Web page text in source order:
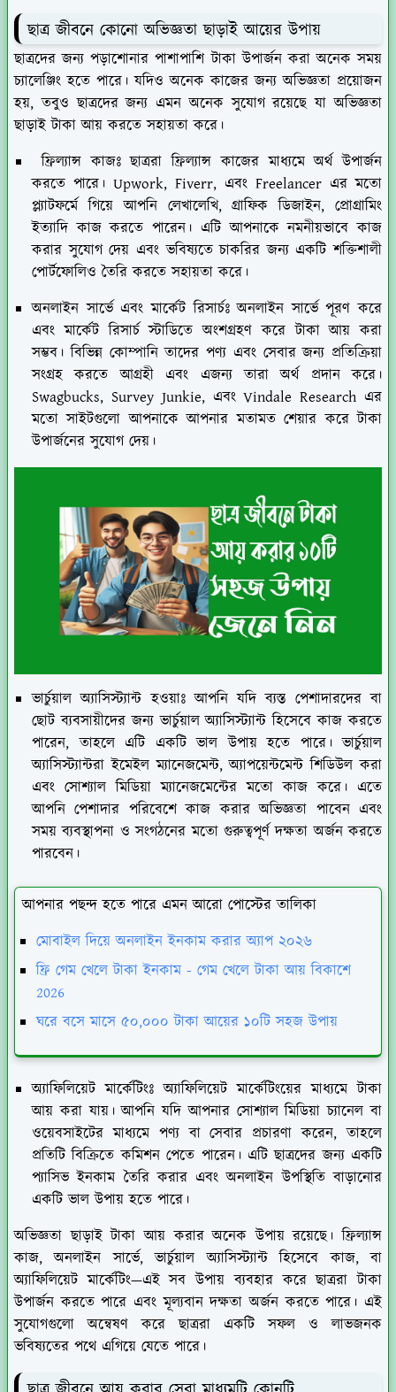
ছাত্র জীবনে কোনো অভিজ্ঞতা ছাড়াই আয়ের উপায়
ছাত্রদের জন্য পড়াশোনার পাশাপাশি টাকা উপার্জন করা অনেক সময়
চ্যালেঞ্জিং হতে পারে। যদিও অনেক কাজের জন্য অভিজ্ঞতা প্রয়োজন
হয়, তবুও ছাত্রদের জন্য এমন অনেক সুযোগ রয়েছে যা অভিজ্ঞতা
ছাড়াই টাকা আয় করতে সহায়তা করে।
ফ্রিল্যান্স কাজঃছাত্ররা ফ্রিল্যান্স কাজের মাধ্যমে অর্থ উপার্জন
করতে পারে। Upwork, Fiverr, এবং Freelancer এর মতো
প্ল্যাটফর্মে গিয়ে আপনি লেখালেখি, গ্রাফিক ডিজাইন, প্রোগ্রামিং
ইত্যাদি কাজ করতে পারেন। এটি আপনাকে নমনীয়ভাবে কাজ
করার সুযোগ দেয় এবং ভবিষ্যতে চাকরির জন্য একটি শক্তিশালী
পোর্টফোলিও তৈরি করতে সহায়তা করে।
অনলাইন সার্ভে এবং মার্কেট রিসার্চঃঅনলাইন সার্ভে পূরণ করে
এবং মার্কেট রিসার্চ স্টাডিতে অংশগ্রহণ করে টাকা আয় করা
সম্ভব। বিভিন্ন কোম্পানি তাদের পণ্য এবং সেবার জন্য প্রতিক্রিয়া
সংগ্রহ করতে আগ্রহী এবং এজন্য তারা অর্থ প্রদান করে।
Swagbucks, Survey Junkie, এবং Vindale Research এর
মতো সাইটগুলো আপনাকে আপনার মতামত শেয়ার করে টাকা
উপার্জনের সুযোগ দেয়।
ভার্চুয়াল অ্যাসিস্ট্যান্ট হওয়াঃআপনি যদি ব্যস্ত পেশাদারদের বা
ছোট ব্যবসায়ীদের জন্য ভার্চুয়াল অ্যাসিস্ট্যান্ট হিসেবে কাজ করতে
পারেন, তাহলে এটি একটি ভাল উপায় হতে পারে। ভার্চুয়াল
অ্যাসিস্ট্যান্টরা ইমেইল ম্যানেজমেন্ট, অ্যাপয়েন্টমেন্ট শিডিউল করা
এবং সোশ্যাল মিডিয়া ম্যানেজমেন্টের মতো কাজ করে। এতে
আপনি পেশাদার পরিবেশে কাজ করার অভিজ্ঞতা পাবেন এবং
সময় ব্যবস্থাপনা ও সংগঠনের মতো গুরুত্বপূর্ণ দক্ষতা অর্জন করতে
পারবেন।
আপনার পছন্দ হতে পারে এমন আরো পোস্টের তালিকা
মোবাইল দিয়ে অনলাইন ইনকাম করার অ্যাপ ২০২৬
ফ্রি গেম খেলে টাকা ইনকাম - গেম খেলে টাকা আয় বিকাশে
2026
ঘরে বসে মাসে ৫০,০০০ টাকা আয়ের ১০টি সহজ উপায়
অ্যাফিলিয়েট মার্কেটিংঃঅ্যাফিলিয়েট মার্কেটিংয়ের মাধ্যমে টাকা
আয় করা যায়। আপনি যদি আপনার সোশ্যাল মিডিয়া চ্যানেল বা
ওয়েবসাইটের মাধ্যমে পণ্য বা সেবার প্রচারণা করেন, তাহলে
প্রতিটি বিক্রিতে কমিশন পেতে পারেন। এটি ছাত্রদের জন্য একটি
প্যাসিভ ইনকাম তৈরি করার এবং অনলাইন উপস্থিতি বাড়ানোর
একটি ভাল উপায় হতে পারে।
অভিজ্ঞতা ছাড়াই টাকা আয় করার অনেক উপায় রয়েছে। ফ্রিল্যান্স
কাজ, অনলাইন সার্ভে, ভার্চুয়াল অ্যাসিস্ট্যান্ট হিসেবে কাজ, বা
অ্যাফিলিয়েট মার্কেটিং—এই সব উপায় ব্যবহার করে ছাত্ররা টাকা
উপার্জন করতে পারে এবং মূল্যবান দক্ষতা অর্জন করতে পারে। এই
সুযোগগুলো অন্বেষণ করে ছাত্ররা একটি সফল ও লাভজনক
ভবিষ্যতের পথে এগিয়ে যেতে পারে।